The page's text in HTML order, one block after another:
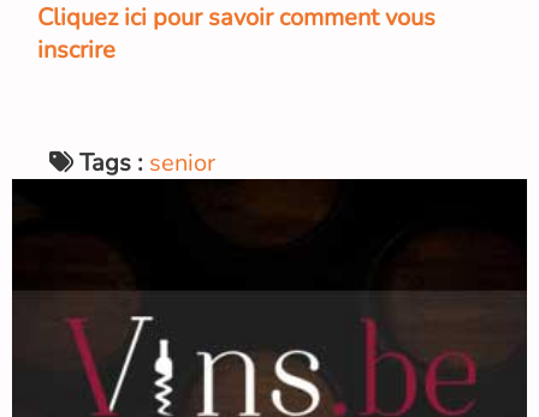
Cliquez ici pour savoir comment vous
inscrire
Tags : senior